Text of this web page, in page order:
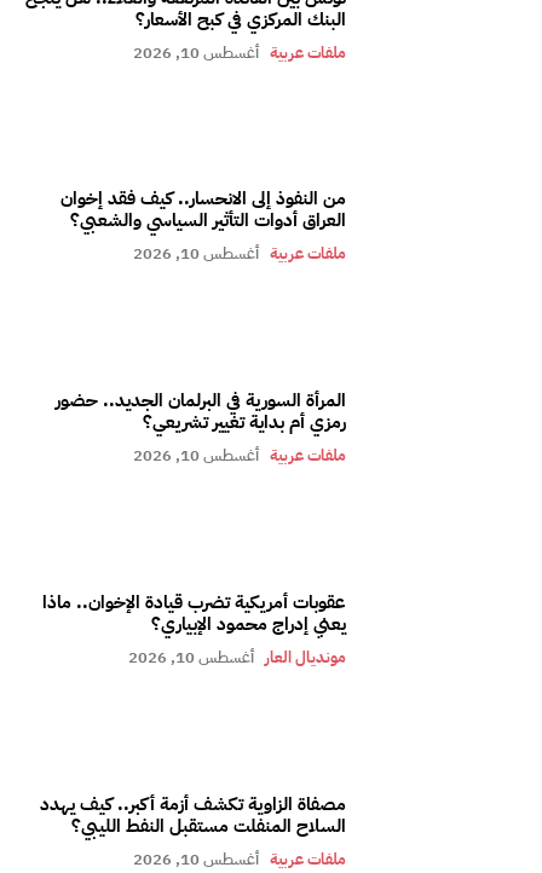
البنك المركزي في كبح الأسعار؟
ملفات عربية أغسطس 10, 2026
من النفوذ إلى الانحسار.. كيف فقد إخوان
العراق أدوات التأثير السياسي والشعبي؟
ملفات عربية أغسطس 10, 2026
المرأة السورية في البرلمان الجديد.. حضور
رمزي أم بداية تغيير تشريعي؟
ملفات عربية أغسطس 10, 2026
عقوبات أمريكية تضرب قيادة الإخوان.. ماذا
يعني إدراج محمود الإبياري؟
مونديال العار أغسطس 10, 2026
مصفاة الزاوية تكشف أزمة أكبر.. كيف يهدد
السلاح المنفلت مستقبل النفط الليبي؟
ملفات عربية أغسطس 10, 2026